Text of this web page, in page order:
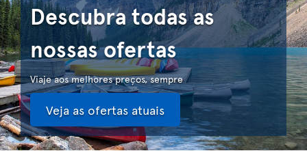
Descubra todas as
nossas ofertas
Viaje aos melhores preços, sempre
Veja as ofertas atuais